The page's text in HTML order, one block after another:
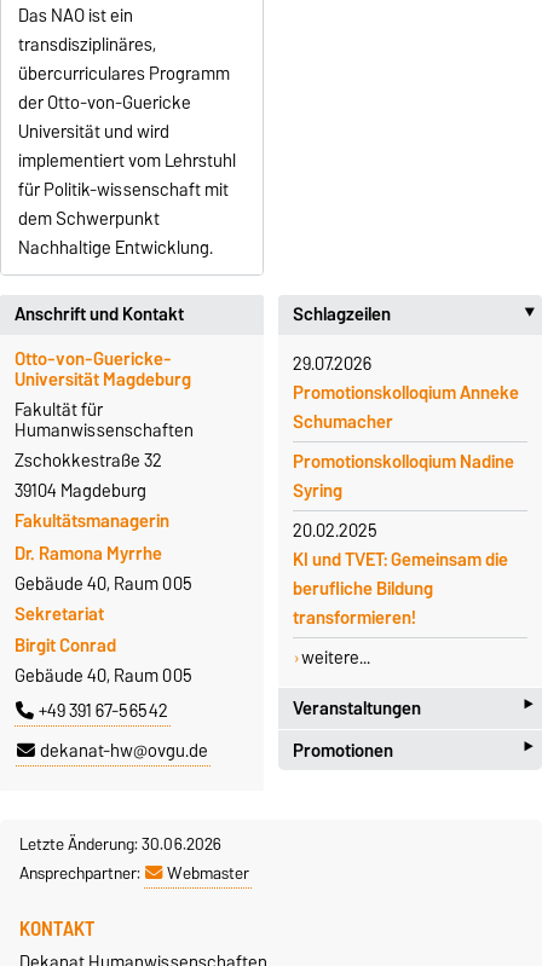
Das NAO ist ein
transdisziplinäres,
übercurriculares Programm
der Otto-von-Guericke
Universität und wird
implementiert vom Lehrstuhl
für Politik-wissenschaft mit
dem Schwerpunkt
Nachhaltige Entwicklung.
Anschrift und Kontakt
Otto-von-Guericke-
Universität Magdeburg
Fakultät für
Humanwissenschaften
Zschokkestraße 32
39104 Magdeburg
Fakultätsmanagerin
Dr. Ramona Myrrhe
Gebäude 40, Raum 005
Sekretariat
Birgit Conrad
Gebäude 40, Raum 005
+49 391 67-56542
dekanat-hw@ovgu.de
Schlagzeilen
29.07.2026
Promotionskolloqium Anneke
Schumacher
Promotionskolloqium Nadine
Syring
20.02.2025
KI und TVET: Gemeinsam die
berufliche Bildung
transformieren!
weitere...
Veranstaltungen
‣
20.08.2026
Promotionen ‣
Letzte Änderung: 30.06.2026
Ansprechpartner:
Webmaster
KONTAKT